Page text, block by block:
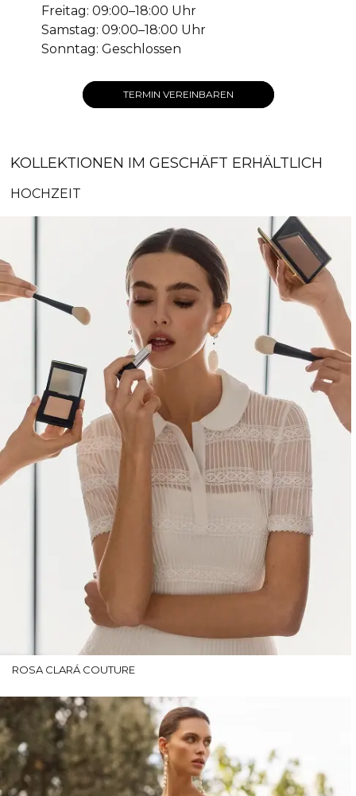
Freitag: 09:00–18:00 Uhr
Samstag: 09:00–18:00 Uhr
Sonntag: Geschlossen
TERMIN VEREINBAREN
KOLLEKTIONEN IM GESCHÄFT ERHÄLTLICH
HOCHZEIT
ROSA CLARÁ COUTURE